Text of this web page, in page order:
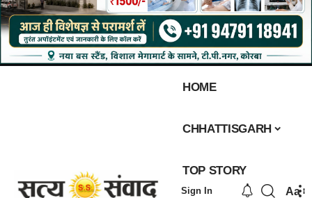
HOME
CHHATTISGARH
TOP STORY
Sign In Aa